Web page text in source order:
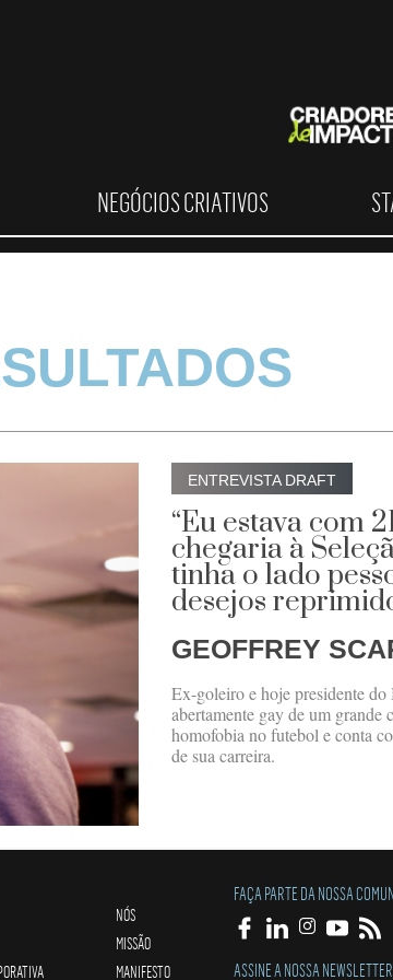
NEGÓCIOS CRIATIVOS
ENTREVISTA DRAFT
“Eu estava com
chegaria à
tinha o lado
desejos
GEOFFREY
Ex-goleiro e hoje presidente
abertamente gay de um
homofobia no futebol e conta
de sua carreira.
NÓS
MISSÃO
MANIFESTO
FAÇA PARTE DA NOSSA
ASSINE A NOSSA